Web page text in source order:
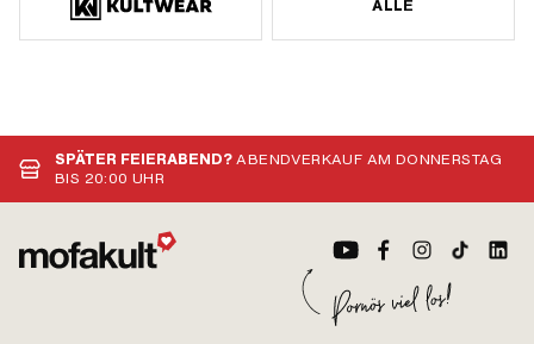
ALLE
SPÄTER FEIERABEND?ABENDVERKAUF AM DONNERSTAG
BIS 20:00 UHR